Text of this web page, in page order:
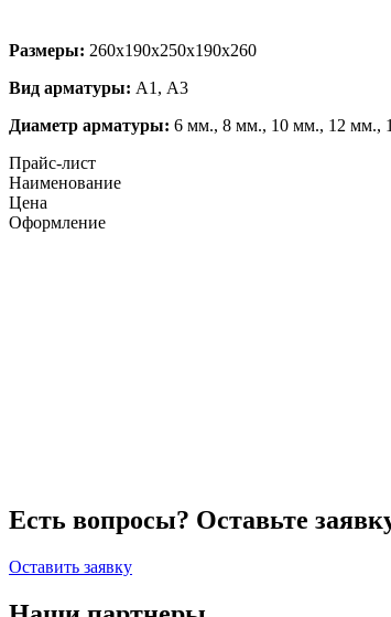
Размеры: 260х190х250х190х260
Вид арматуры: А1, А3
Диаметр арматуры: 6 мм., 8 мм., 10 мм., 12 мм.,
Прайс-лист
Наименование
Цена
Оформление
Есть вопросы? Оставьте
Оставить заявку